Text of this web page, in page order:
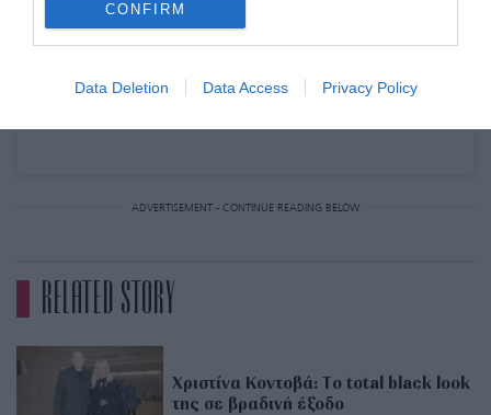
CONFIRM
Data Deletion Data Access Privacy Policy
ADVERTISEMENT - CONTINUE READING BELOW
RELATED STORY
Χριστίνα Κοντοβά: Τo total black look
της σε βραδινή έξοδο